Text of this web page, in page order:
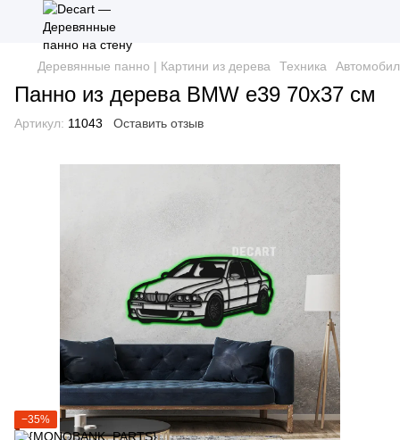
Деревянные панно | Картини из дерева Техника
Панно из дерева BMW e39 70х37 см
Артикул: 11043 Оставить отзыв
−35%